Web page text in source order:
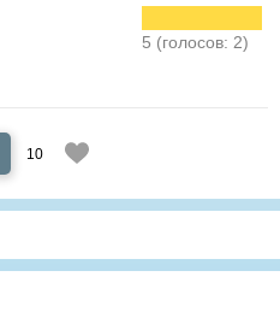
5 (голосов: 2)
10